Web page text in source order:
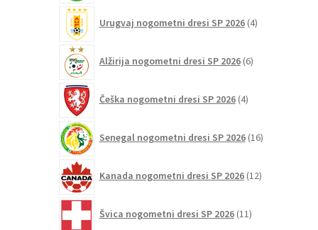
Urugvaj nogometni dresi SP 2026 4izdelki
Alžirija nogometni dresi SP 2026 6izdelkov
Češka nogometni dresi SP 2026 4izdelki
Senegal nogometni dresi SP 2026 16izdelkov
Kanada nogometni dresi SP 2026 12izdelkov
Švica nogometni dresi SP 2026 11izdelkov